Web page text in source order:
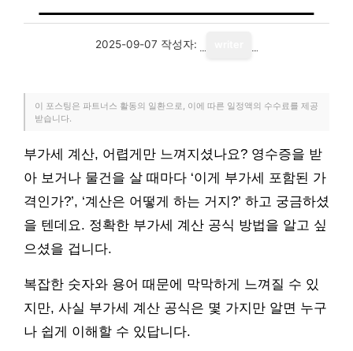
2025-09-07 작성자:
이 포스팅은 파트너스 활동의 일환으로, 이에 따른 일정액의 수수료를 제공
받습니다.
부가세 계산, 어렵게만 느껴지셨나요? 영수증을 받
아 보거나 물건을 살 때마다 ‘이게 부가세 포함된 가
격인가?’, ‘계산은 어떻게 하는 거지?’ 하고 궁금하셨
을 텐데요. 정확한 부가세 계산 공식 방법을 알고 싶
으셨을 겁니다.
복잡한 숫자와 용어 때문에 막막하게 느껴질 수 있
지만, 사실 부가세 계산 공식은 몇 가지만 알면 누구
나 쉽게 이해할 수 있답니다.